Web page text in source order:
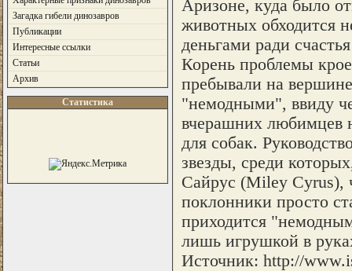
Загадка гибели динозавров
Публикации
Интересные ссылки
Статьи
Архив
Статистика
Аризоне, куда было
животных обходится
деньгами ради
Корень проблемы
пребывали на
"немодными", ввиду
вчерашних любимцев
для собак.
звезды, среди
Сайрус (Miley Cyrus),
поклонники просто
приходится
лишь игрушкой в
Источник: http://